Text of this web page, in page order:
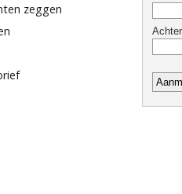
zeggen